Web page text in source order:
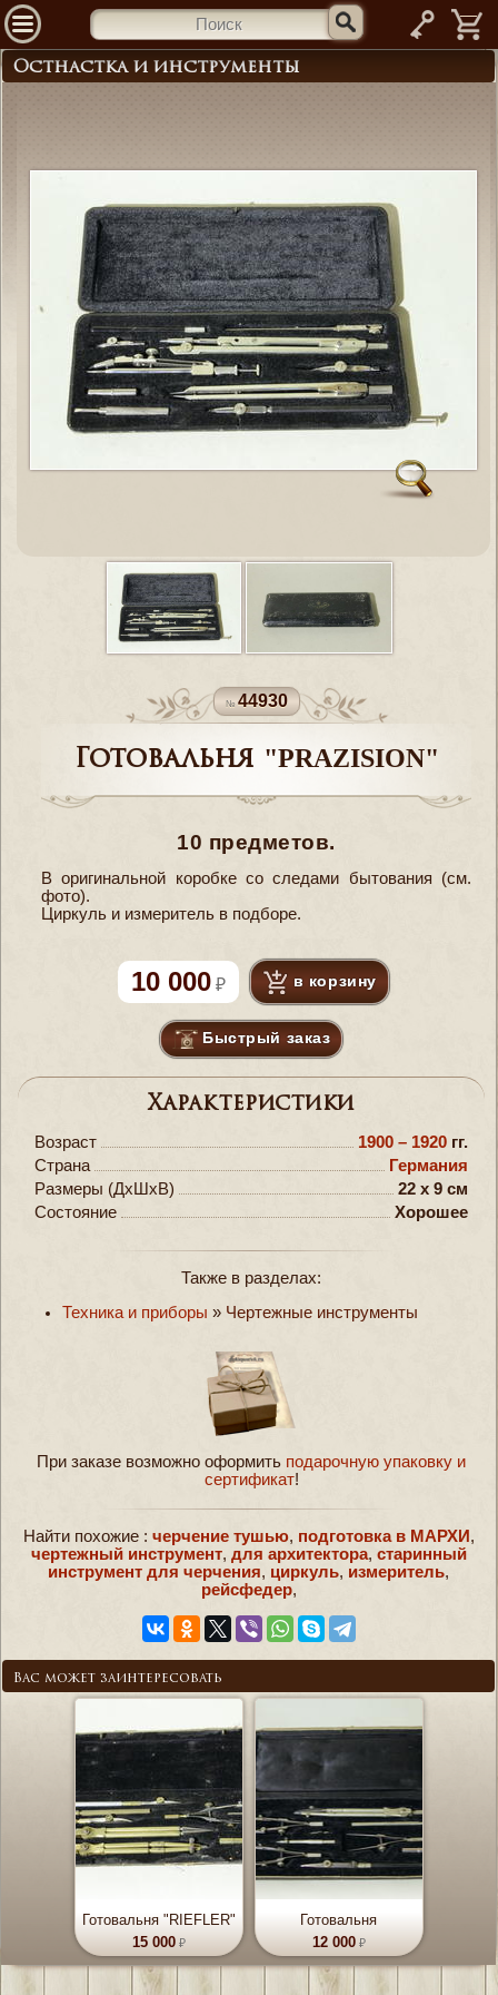
—
Остнастка и инструменты
44930
Готовальня "PRAZISION"
10 предметов.
В оригинальной коробке со следами бытования (см.
фото).
Циркуль и измеритель в подборе.
10 000 в корзину
Быстрый заказ
Характеристики
Возраст 1900 – 1920 гг.
Страна
Германия
Размеры (ДxШxВ)
22 x 9 см
Состояние
Хорошее
Также в разделах:
Техника и приборы » Чертежные инструменты
При заказе возможно оформить подарочную упаковку и
сертификат!
Найти похожие : черчение тушью, подготовка в МАРХИ ,
чертежный инструмент, для архитектора, старинный
инструмент для черчения, циркуль, измеритель,
рейсфедер,
Вас может заинтересовать
Готовальня "RIEFLER"
15 000
Готовальня
12 000